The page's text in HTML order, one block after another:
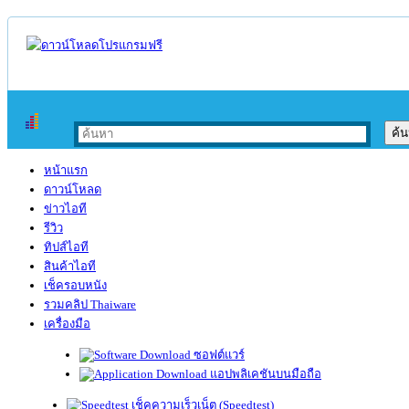
หน้าแรก
ดาวน์โหลด
ข่าวไอที
รีวิว
ทิปส์ไอที
สินค้าไอที
เช็ครอบหนัง
รวมคลิป Thaiware
เครื่องมือ
ซอฟต์แวร์
แอปพลิเคชันบนมือถือ
เช็คความเร็วเน็ต (Speedtest)